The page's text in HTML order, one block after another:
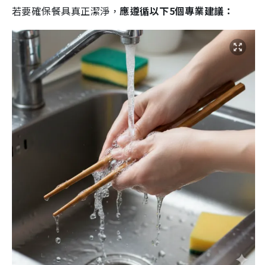
若要確保餐具真正潔淨，應遵循以下5個專業建議：